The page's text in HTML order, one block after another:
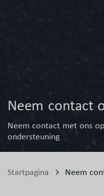
Neem contact
Neem contact met ons
ondersteuning
Startpagina Neem